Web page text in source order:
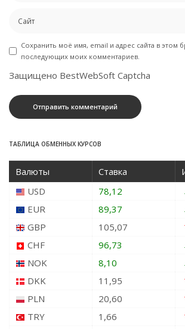
Сохранить моё имя, email и адрес сайта в этом
последующих моих комментариев.
Защищено BestWebSoft Captcha
ТАБЛИЦА ОБМЕННЫХ КУРСОВ
Валюты Ставка
USD
78,12
EUR
89,37
GBP
105,07
CHF
96,73
NOK
8,10
DKK
11,95
PLN
20,60
TRY
1,66